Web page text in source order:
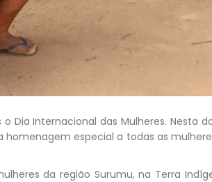
Dia Internacional das Mulheres. Nesta
homenagem especial a todas as
da região Surumu, na Terra